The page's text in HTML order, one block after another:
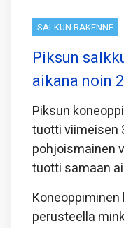
SALKUN RAKENNE
Piksun
aikana noin
Piksun
tuotti viimeisen
pohjoismainen
tuotti samaan
perusteella